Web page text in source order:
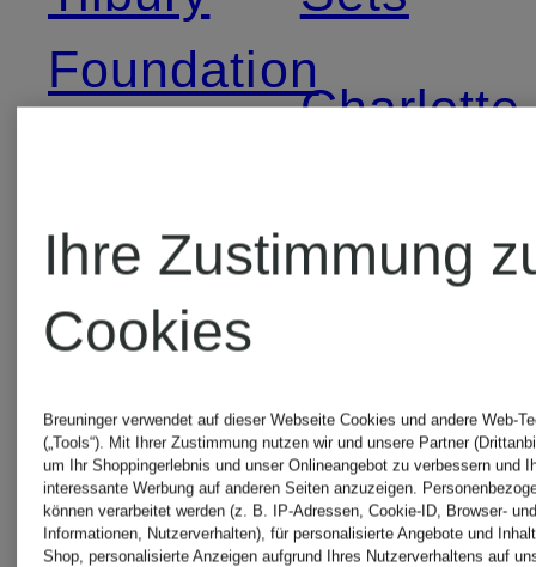
Foundation
Tilbury
Lidschatten
Charlotte
Tilbury
Charlotte
Setting
Ihre Zustimmung
Cookies
Breuninger verwendet auf dieser Webseite Cookies und andere Web-
(„Tools“). Mit Ihrer Zustimmung nutzen wir und unsere Partner
um Ihr Shoppingerlebnis und unser Onlineangebot zu verbessern und
interessante Werbung auf anderen Seiten anzuzeigen.
können verarbeitet werden (z. B. IP-Adressen, Cookie-ID, Browser-
Informationen, Nutzerverhalten), für personalisierte Angebote und
Shop, personalisierte Anzeigen aufgrund Ihres Nutzerverhaltens auf